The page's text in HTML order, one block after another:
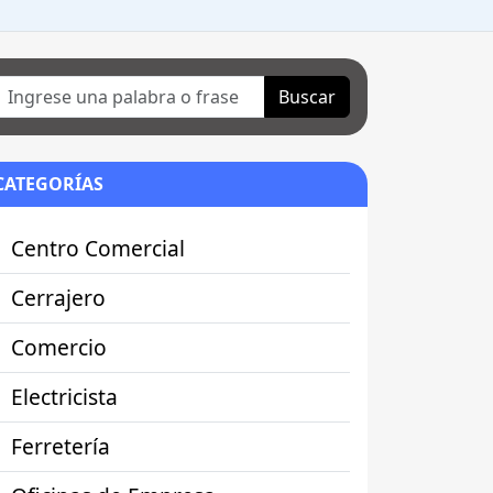
Buscar
Centro Comercial
Cerrajero
Comercio
Electricista
Ferretería